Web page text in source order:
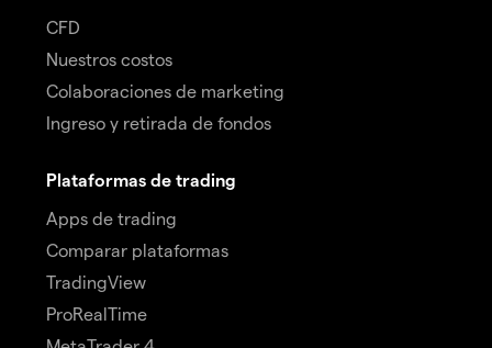
CFD
Nuestros costos
Colaboraciones de marketing
Ingreso y retirada de fondos
Plataformas de trading
Apps de trading
Comparar plataformas
TradingView
ProRealTime